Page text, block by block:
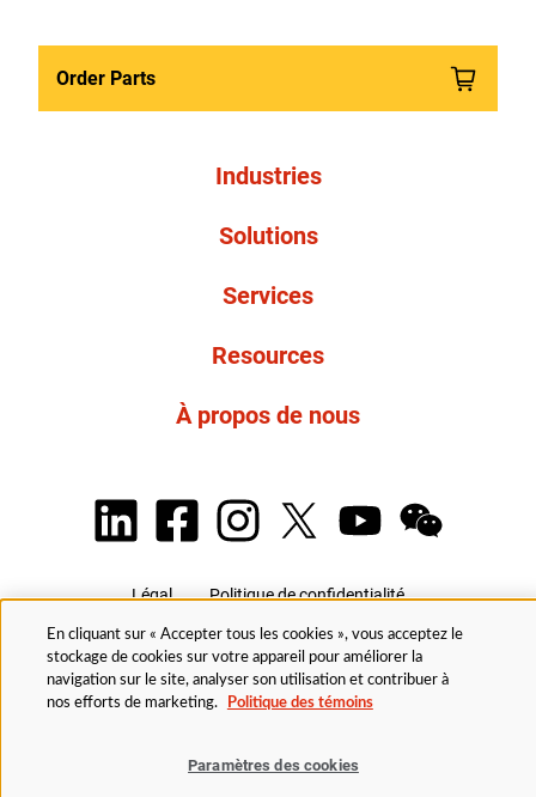
Order Parts
Industries
Solutions
Services
Resources
À propos de nous
Légal
Politique de confidentialité
Paramètres des cookies
© 2025 Husky Technologies. Tous droits réservés.
En cliquant sur « Accepter tous les cookies », vous acceptez le
stockage de cookies sur votre appareil pour améliorer la
navigation sur le site, analyser son utilisation et contribuer à
nos efforts de marketing.
Politique des témoins
Paramètres des cookies